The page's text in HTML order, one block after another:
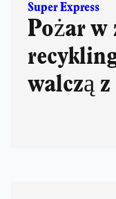
Super Express
Pożar w
walczą